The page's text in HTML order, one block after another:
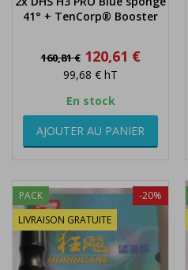
41° + TenCorp® Booster
Prix
base
160,81 € Prix
120,61 €
99,68 € hT
En stock
AJOUTER AU PANIER
PACK
LIVRAISON GRATUITE
-20%